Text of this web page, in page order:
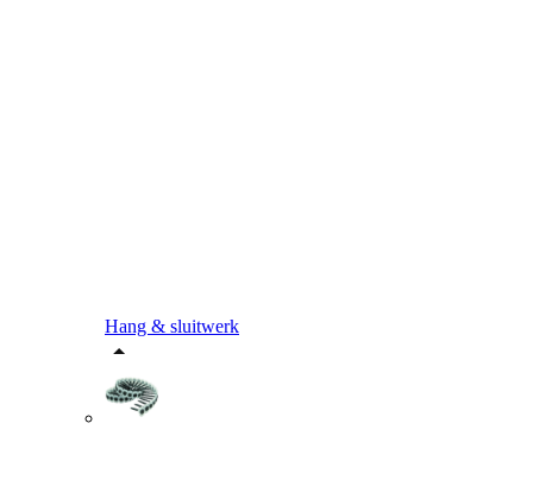
Hang & sluitwerk